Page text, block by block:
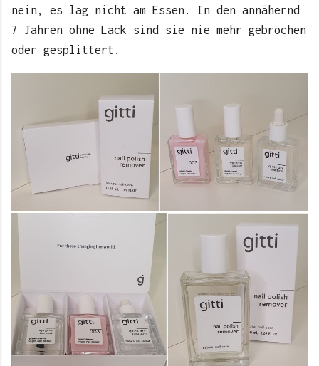
nein, es lag nicht am Essen. In den annähernd
7 Jahren ohne Lack sind sie nie mehr gebrochen
oder gesplittert.